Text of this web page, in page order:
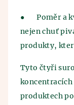
●
Poměr a
nejen chuť
produkty,
Tyto čtyři
produktech